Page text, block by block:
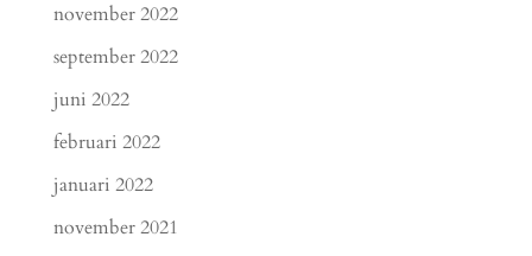
november 2022
september 2022
juni 2022
februari 2022
januari 2022
november 2021